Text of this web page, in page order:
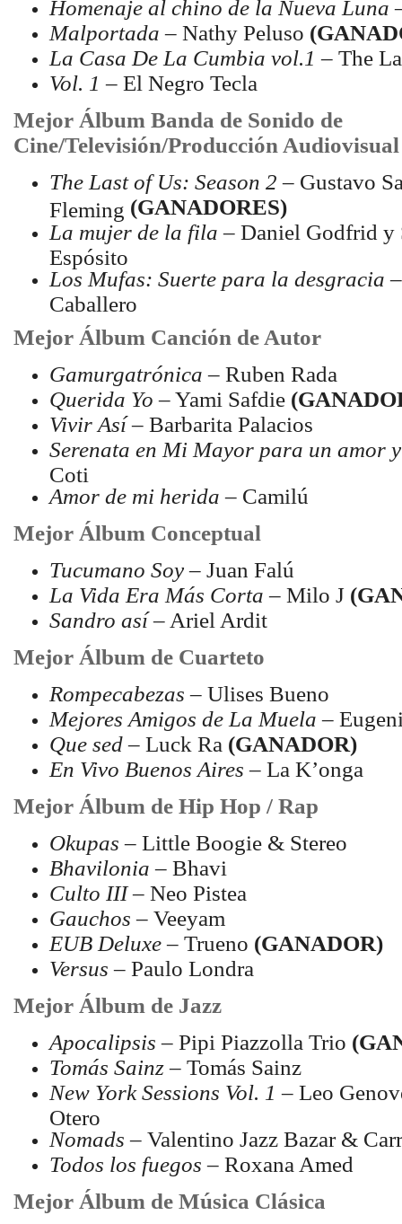
Homenaje al chino de la Nueva Luna
Malportada – Nathy Peluso
La Casa De La Cumbia vol.1 – The
Vol. 1 – El Negro Tecla
Mejor Álbum Banda de Sonido de
Cine/Televisión/Producción Audiovisual
The Last of Us: Season 2 – Gustavo
Fleming (GANADORES)
La mujer de la fila – Daniel Godfrid y
Espósito
Los Mufas: Suerte para la desgracia
Caballero
Mejor Álbum Canción de Autor
Gamurgatrónica – Ruben Rada
Querida Yo – Yami Safdie
Vivir Así– Barbarita Palacios
Serenata en Mi Mayor para un amor
Coti
Amor de mi herida – Camilú
Mejor Álbum Conceptual
Tucumano Soy– Juan Falú
La Vida Era Más Corta – Milo J
Sandro así– Ariel Ardit
Mejor Álbum de Cuarteto
Rompecabezas – Ulises Bueno
Mejores Amigos de La Muela –
Que sed– Luck Ra (GANADOR)
En Vivo Buenos Aires – La K’onga
Mejor Álbum de Hip Hop / Rap
Okupas – Little Boogie & Stereo
Bhavilonia – Bhavi
Culto III– Neo Pistea
Gauchos – Veeyam
EUB Deluxe– Trueno (GANADOR)
Versus – Paulo Londra
Mejor Álbum de Jazz
Apocalipsis – Pipi Piazzolla Trio
Tomás Sainz– Tomás Sainz
New York Sessions Vol. 1 – Leo
Otero
Nomads – Valentino Jazz Bazar &
Todos los fuegos – Roxana Amed
Mejor Álbum de Música Clásica